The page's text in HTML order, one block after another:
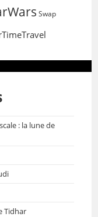
Swap
: la lune de
Tidhar